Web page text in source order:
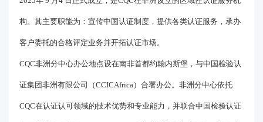
构。其主要职能为：宣传中国认证制度，提供各类认证服务，承办
客户委托的合格评定业务并开拓认证市场。
CQC非洲分中心办公地点设在南非首都约翰内斯堡，与中国检验认
证集团非洲有限公司（CCICAfrica）合署办公。非洲分中心依托
CQC在认证认可领域的技术优势和专业能力，并联合中国检验认证